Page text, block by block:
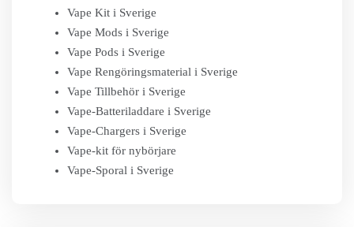
Vape Kit i Sverige
Vape Mods i Sverige
Vape Pods i Sverige
Vape Rengöringsmaterial i Sverige
Vape Tillbehör i Sverige
Vape-Batteriladdare i Sverige
Vape-Chargers i Sverige
Vape-kit för nybörjare
Vape-Sporal i Sverige